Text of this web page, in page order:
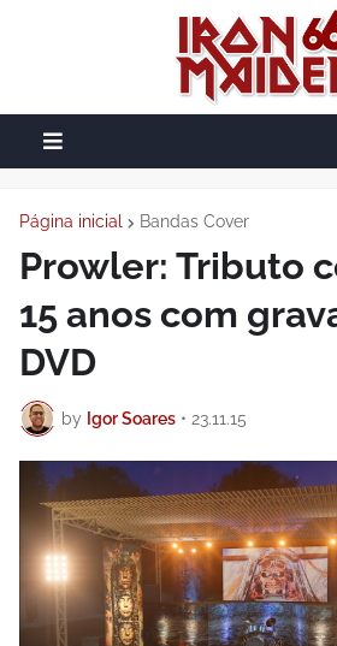
Página inicial Bandas Cover
Prowler: Tributo
15 anos com
DVD
by Igor Soares • 23.11.15